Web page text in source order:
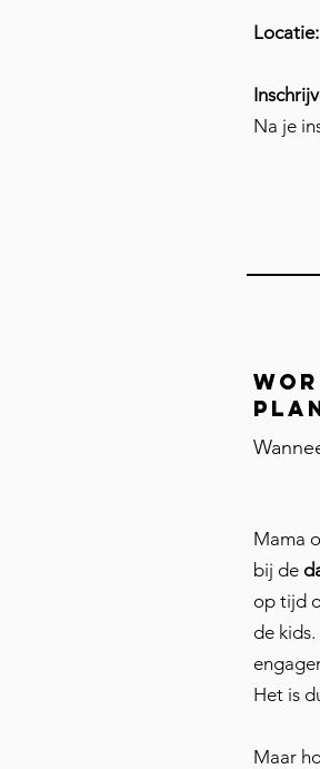
Locatie:
Na je
Mama
bij de
op tijd
de
Het is
Maar